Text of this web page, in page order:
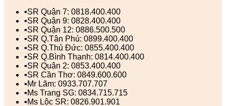
▪️SR Quận 7: 0818.400.400
▪️SR Quận 9: 0828.400.400
▪️SR Quận 12: 0886.500.500
▪️SR Q.Tân Phú: 0899.400.400
▪️SR Q.Thủ Đức: 0855.400.400
▪️SR Q.Bình Thạnh: 0814.400.400
▪️SR Quận 2: 0853.400.400
▪️SR Cần Thơ: 0849.600.600
▪️Mr Lãm: 0933.707.707
▪️Ms Trang SG: 0834.715.715
▪️Ms Lộc SR: 0826.901.901